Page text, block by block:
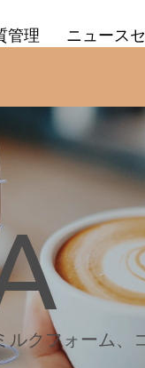
管理 ニュース
ルクフォーム、